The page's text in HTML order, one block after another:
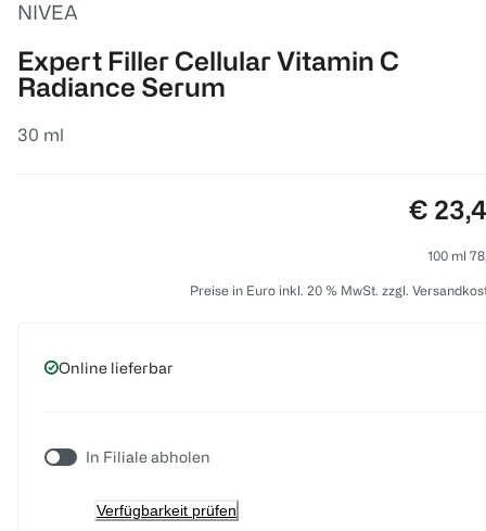
NIVEA
Expert Filler Cellular Vitamin C
Radiance Serum
30 ml
Preis:
€
100 ml
Preise in Euro inkl. 20 % MwSt. zzgl.
Online lieferbar
In Filiale abholen
Verfügbarkeit prüfen